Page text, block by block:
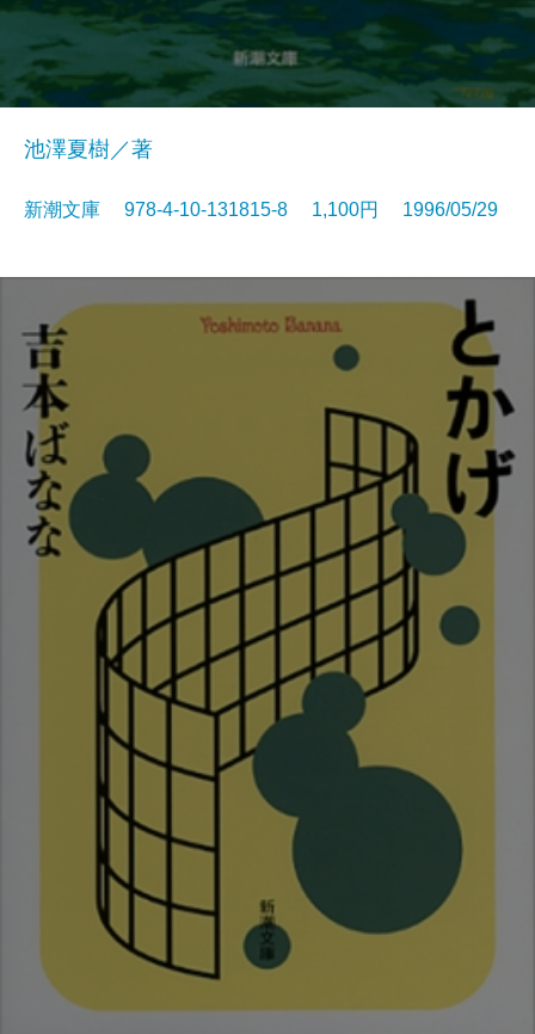
池澤夏樹／著
新潮文庫 978-4-10-131815-8 1,100円 1996/05/29